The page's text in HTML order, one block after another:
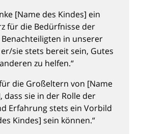
[Name des Kindes] ein
für die Bedürfnisse der
in unserer
sie stets bereit sein, Gutes
zu helfen.“
die Großeltern von [Name
dass sie in der Rolle der
Erfahrung stets ein Vorbild
Kindes] sein können.“